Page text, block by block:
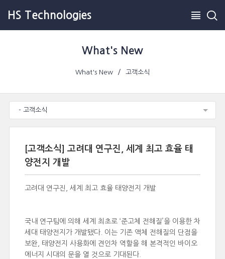
HS Technologies
What's New
What's New 고객소식
- 고객소식
[고객소식] 고려대 연구진, 세계 최고 효율 태
양전지 개발
고려대 연구진, 세계 최고 효율 태양전지 개발
국내 연구팀에 의해 세계 최초로 ‘준고체 전해질’을 이용한 차
세대 태양전지가 개발됐다. 이는 기존 액체 전해질의 단점을
보완, 태양전지 사용화에 견인차 역할을 해 본격적인 바이오
에너지 시대의 문을 열 것으로 기대된다.